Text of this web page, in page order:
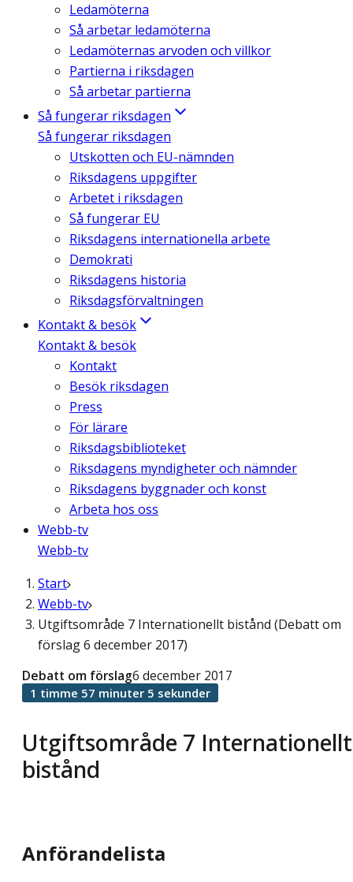
Ledamöterna
Så arbetar ledamöterna
Ledamöternas arvoden och villkor
Partierna i riksdagen
Så arbetar partierna
Så fungerar riksdagen
Så fungerar riksdagen
Utskotten och EU-nämnden
Riksdagens uppgifter
Arbetet i riksdagen
Så fungerar EU
Riksdagens internationella arbete
Demokrati
Riksdagens historia
Riksdagsförvaltningen
Kontakt & besök
Kontakt & besök
Kontakt
Besök riksdagen
Press
För lärare
Riksdagsbiblioteket
Riksdagens myndigheter och nämnder
Riksdagens byggnader och konst
Arbeta hos oss
Webb-tv
Webb-tv
Start
Webb-tv
Utgiftsområde 7 Internationellt bistånd (Debatt om
förslag 6 december 2017)
Utgiftsområde 7 Internationellt
bistånd
Debatt om förslag6 december 2017
1 timme 57 minuter 5 sekunder
Anförandelista